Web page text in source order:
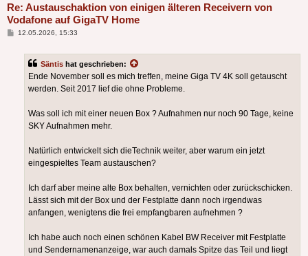
Re: Austauschaktion von einigen älteren Receivern von
Vodafone auf GigaTV Home
Beitrag
12.05.2026, 15:33
Säntis hat geschrieben:
Ende November soll es mich treffen, meine Giga TV 4K soll getauscht
werden. Seit 2017 lief die ohne Probleme.
Was soll ich mit einer neuen Box ? Aufnahmen nur noch 90 Tage, keine
SKY Aufnahmen mehr.
Natürlich entwickelt sich dieTechnik weiter, aber warum ein jetzt
eingespieltes Team austauschen?
Ich darf aber meine alte Box behalten, vernichten oder zurückschicken.
Lässt sich mit der Box und der Festplatte dann noch irgendwas
anfangen, wenigtens die frei empfangbaren aufnehmen ?
Ich habe auch noch einen schönen Kabel BW Receiver mit Festplatte
und Sendernamenanzeige, war auch damals Spitze das Teil und liegt